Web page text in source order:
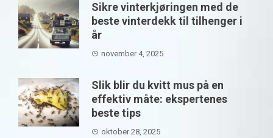
Sikre vinterkjøringen med de
beste vinterdekk til tilhenger i
år
november 4, 2025
Slik blir du kvitt mus på en
effektiv måte: ekspertenes
beste tips
oktober 28, 2025